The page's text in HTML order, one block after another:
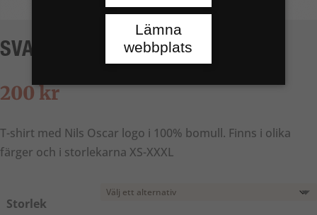
SVART T-SHIRT MED GULT TRYCK
200kr
T-shirt med Nils Oscar logo i 100% bomull. Finns i olika
färger och i storlekarna XS-XXXL
Storlek
Lämna
webbplats